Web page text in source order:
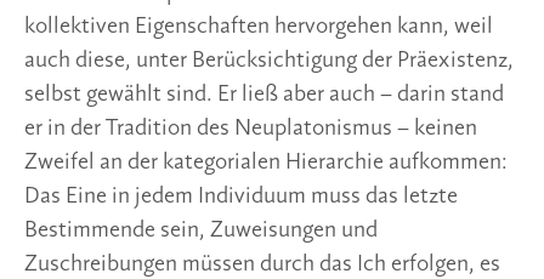
kollektiven Eigenschaften hervorgehen kann, weil
auch diese, unter Berücksichtigung der Präexistenz,
selbst gewählt sind. Er ließ aber auch – darin stand
er in der Tradition des Neuplatonismus – keinen
Zweifel an der kategorialen Hierarchie aufkommen:
Das Eine in jedem Individuum muss das letzte
Bestimmende sein, Zuweisungen und
Zuschreibungen müssen durch das Ich erfolgen, es